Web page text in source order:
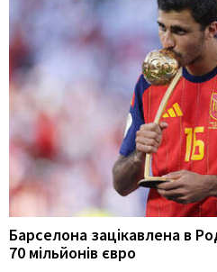
Барселона зацікавлена в
70 мільйонів євро